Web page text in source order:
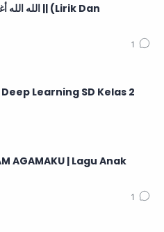
Learning SD Kelas 2
AGAMAKU | Lagu Anak